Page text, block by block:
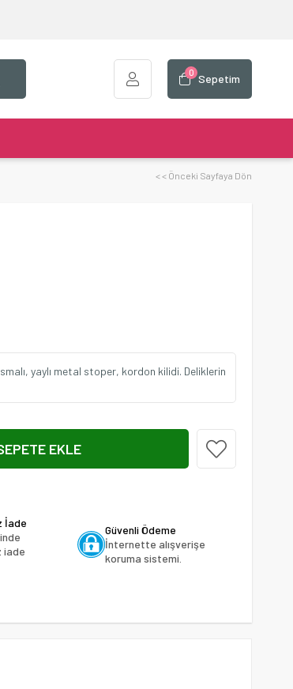
Sepetim
0
< < Önceki Sayfaya Dön
yaylı metal stoper, kordon kilidi. Deliklerin
İade
iade
Güvenli Ödeme
İnternette alışverişe
koruma sistemi.